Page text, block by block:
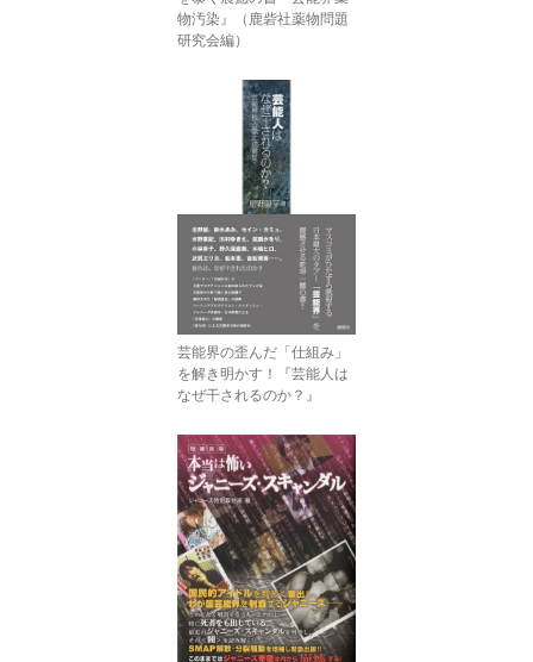
物汚染』（鹿砦社薬物問題
研究会編）
芸能界の歪んだ「仕組み」
を解き明かす！『芸能人は
なぜ干されるのか？』